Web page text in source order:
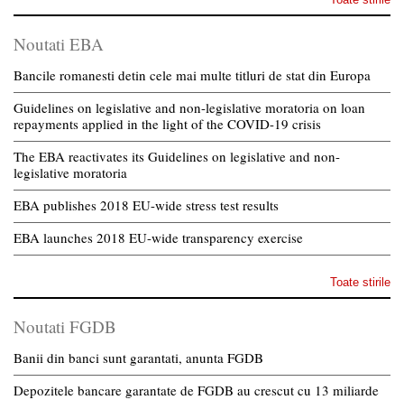
Noutati EBA
Bancile romanesti detin cele mai multe titluri de stat din Europa
Guidelines on legislative and non-legislative moratoria on loan
repayments applied in the light of the COVID-19 crisis
The EBA reactivates its Guidelines on legislative and non-
legislative moratoria
EBA publishes 2018 EU-wide stress test results
EBA launches 2018 EU-wide transparency exercise
Toate stirile
Noutati FGDB
Banii din banci sunt garantati, anunta FGDB
Depozitele bancare garantate de FGDB au crescut cu 13 miliarde